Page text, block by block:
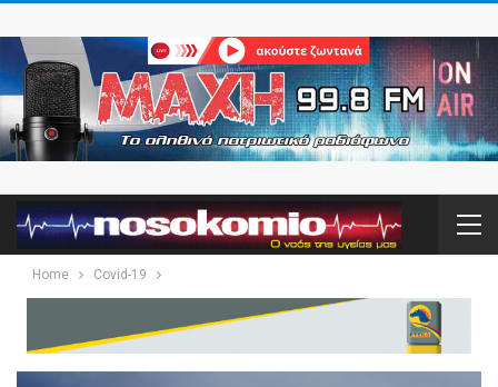
Home Covid-19